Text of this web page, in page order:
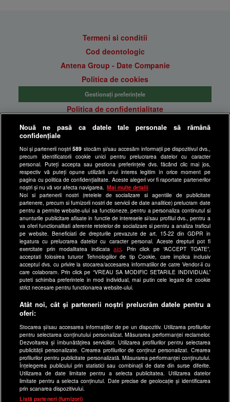
Termeni si conditii
Cod deontologic
Antena Group - Date Companie
Politica de cookies
Gestionați preferințele
Politica de confidentialitate
Anunturi gratuite pe Lajumate.ro
Program Happy Channel
Echipa editorială
Site-uri Antena Group
a1.ro
antenastars.ro
as.ro
catine.ro
chefi.ro
deparinti.ro
medicool.ro
spynews.ro
useit.ro
retetefeldefel.ro
zutv.ro
Trends AntenaPLAY
AntenaPLAY
Nouă ne pasă ca datele tale personale să rămână
confidențiale
Noi și partenerii noștri589 stocăm și/sau accesăm informații pe dispozitivul dvs.,
precum identificatorii cookie unici pentru prelucrarea datelor cu caracter
personal. Puteți accepta sau gestiona preferințele dvs. făcând clic mai jos,
respectiv vă puteți opune utilizării unui interes legitim în orice moment pe
pagina cu politica de confidențialitate. Aceste alegeri vor fi raportate partenerilor
noștri și nu vă vor afecta navigarea.
Mai multe detalii
Noi si partenerii nostri (retelele de socializare si agentiile de publicitate
partenere, precum si furnizorii nostri de servicii de date analitice) prelucram date
pentru a permite website-ului sa functioneze, pentru a personaliza continutul si
anunturile publicitare afisate in functie de interesele si/sau profilul dvs., pentru a
va oferi functionalitati aferente retelelor de socializare si pentru a analiza traficul
pe website. Beneficiati de drepturile prevazute de art. 15-22 din GDPR in
legatura cu prelucrarea datelor cu caracter personal. Aceste drepturi pot fi
exercitate prin modalitatea indicataaici . Prin click pe “ACCEPT TOATE”,
acceptati folosirea tuturor Tehnologiilor de tip Cookie, care implica inclusiv
acceptul dvs. cu privire la stocarea/accesarea informatiilor de catre Vendor-ii cu
care colaboram. Prin click pe “VREAU SA MODIFIC SETARILE INDIVIDUAL”
puteti schimba preferintele in mod individual, mai putin cele legate de cookie
strict necesare pentru functionarea website-ului.
Atât noi, cât și partenerii noștri prelucrăm datele pentru a
oferi:
Stocarea și/sau accesarea informațiilor de pe un dispozitiv. Utilizarea profilurilor
pentru selectarea conținutului personalizat. Măsurarea performanței reclamelor.
Dezvoltarea și îmbunătățirea serviciilor. Utilizarea profilurilor pentru selectarea
publicității personalizate. Crearea profilurilor de conținut personalizat. Crearea
profilurilor pentru publicitate personalizată. Măsurarea performanței conținutului.
Înțelegerea publicului prin statistici sau combinații de date din surse diferite.
Utilizarea de date limitate pentru a selecta publicitatea. Utilizarea datelor
limitate pentru a selecta conținutul. Date precise de geolocație și identificarea
prin scanarea dispozitivului.
Listă parteneri (furnizori)